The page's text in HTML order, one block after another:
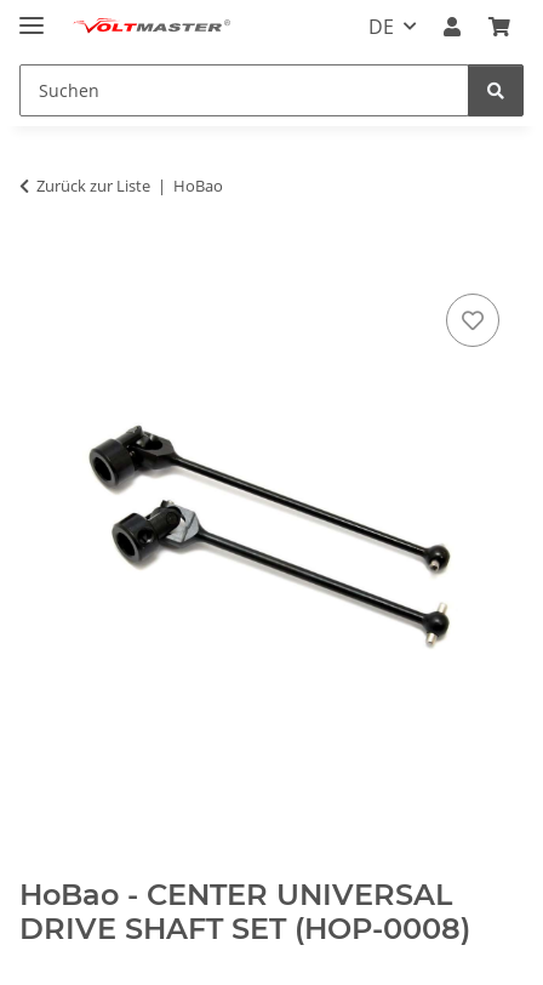
DE
Zurück zur Liste HoBao
HoBao - CENTER UNIVERSAL
DRIVE SHAFT SET (HOP-0008)